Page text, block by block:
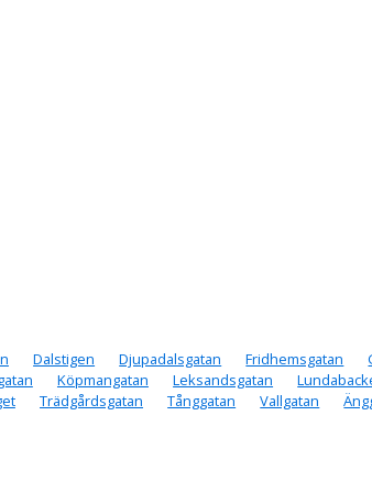
Dalstigen Djupadalsgatan Fridhemsgatan
Köpmangatan Leksandsgatan
Trädgårdsgatan Tånggatan Vallgatan